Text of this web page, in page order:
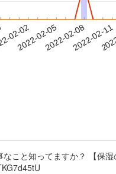
02-02
2022-02-052022-02-082022-02-11
こと知ってますか？ 【保